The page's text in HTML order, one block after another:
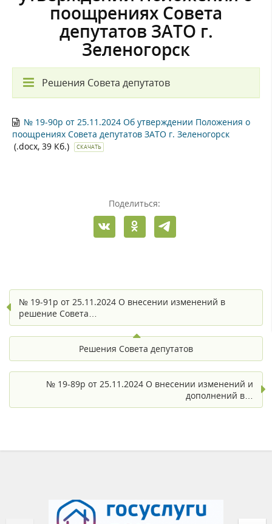
поощрениях Совета
депутатов ЗАТО г.
Зеленогорск
Решения Совета депутатов
№ 19-90р от 25.11.2024 Об утверждении Положения о
поощрениях Совета депутатов ЗАТО г. Зеленогорск
(.docx, 39 Кб.)
СКАЧАТЬ
Поделиться:
№ 19-91р от 25.11.2024 О внесении изменений в
решение Совета…
Решения Совета депутатов
№ 19-89р от 25.11.2024 О внесении изменений и
дополнений в…